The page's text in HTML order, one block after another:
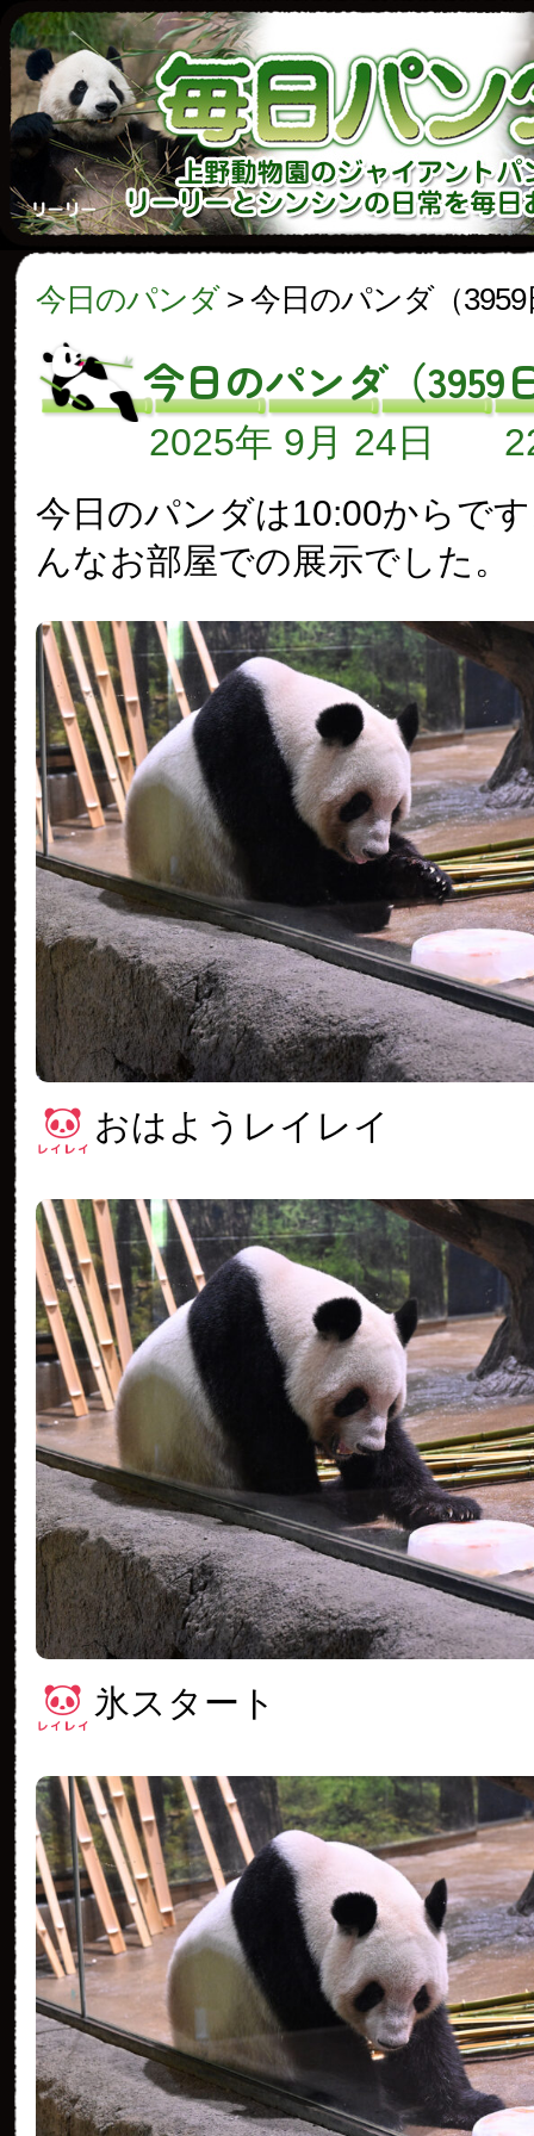
今日のパンダ> 今日のパンダ（3959
今日のパンダ（3959
2025年 9月 24日
今日のパンダは10:00からで
んなお部屋での展示でした。
おはようレイレイ
氷スタート